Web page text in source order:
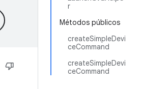
r
Métodos públicos
createSimpleDevi
ceCommand
createSimpleDevi
ceCommand